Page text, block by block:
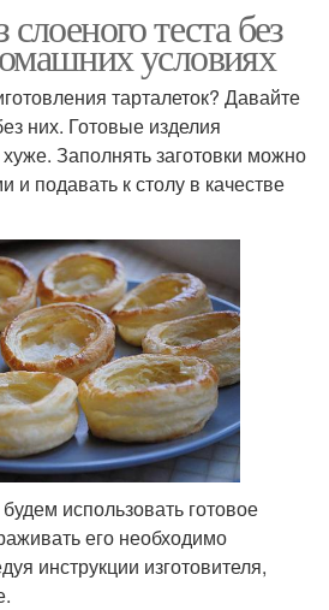
теста без
условиях
тарталеток? Давайте
них. Готовые изделия
Заполнять заготовки можно
и подавать к столу в качестве
использовать готовое
его необходимо
инструкции изготовителя,